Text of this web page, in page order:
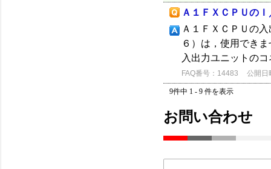
Ａ１ＦＸＣＰＵの
Ａ１ＦＸＣＰＵの
６）は，使用でき
入出力ユニットの
FAQ番号：14483 公開日
9件中 1 - 9 件を表示
お問い合わせ